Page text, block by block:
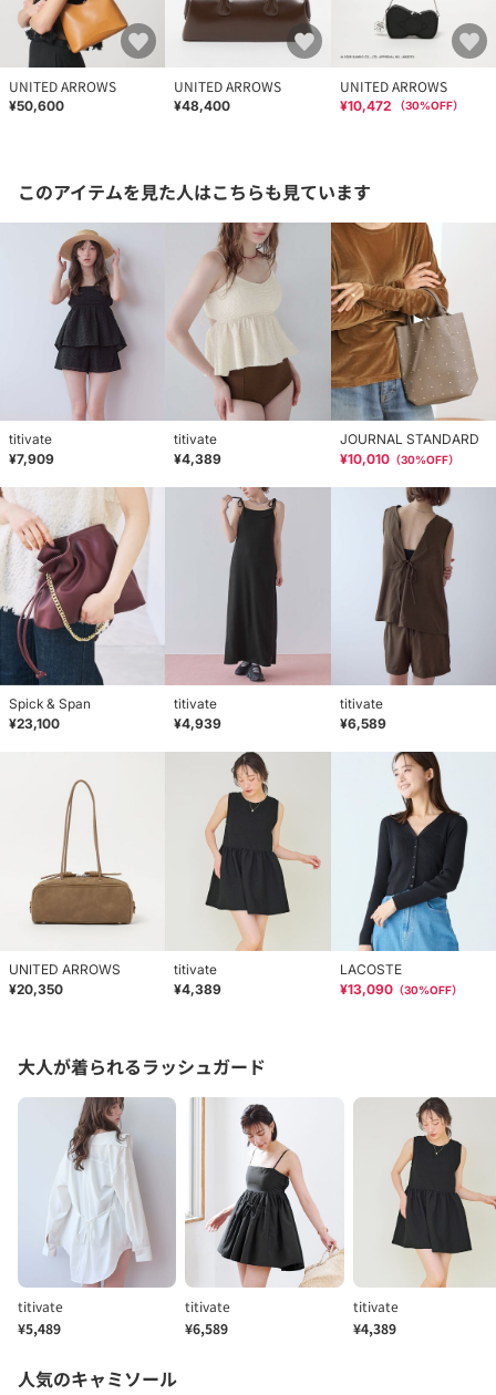
UNITED ARROWS
¥50,600
UNITED ARROWS
¥48,400
UNITED ARROWS
¥10,472 （30%OFF）